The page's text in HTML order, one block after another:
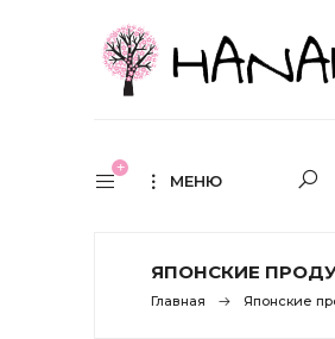
МЕНЮ
ЯПОНСКИЕ
Главная Японские